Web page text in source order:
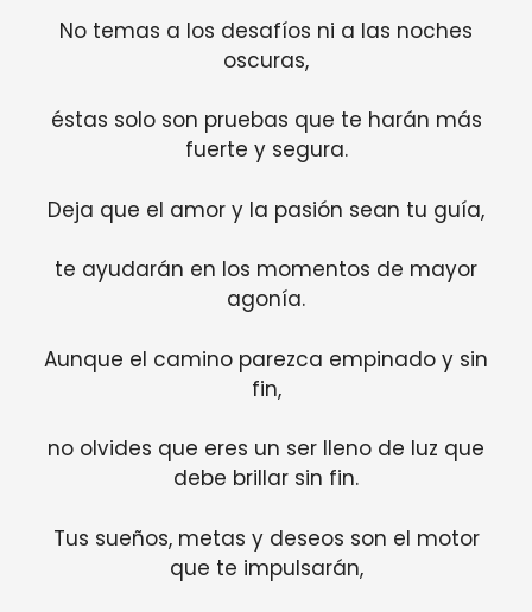
No temas a los desafíos ni a las noches
oscuras,
éstas solo son pruebas que te harán más
fuerte y segura.
Deja que el amor y la pasión sean tu guía,
te ayudarán en los momentos de mayor
agonía.
Aunque el camino parezca empinado y sin
fin,
no olvides que eres un ser lleno de luz que
debe brillar sin fin.
Tus sueños, metas y deseos son el motor
que te impulsarán,